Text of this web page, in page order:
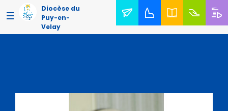
Diocèse du
Puy-en-
Velay